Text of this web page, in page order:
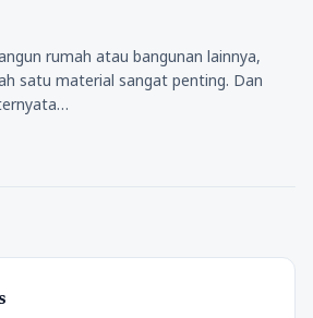
rumah atau bangunan lainnya,
satu material sangat penting. Dan